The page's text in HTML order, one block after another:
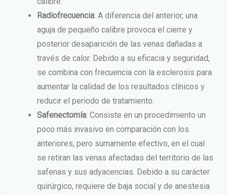
Radiofrecuencia: A diferencia del anterior, una
aguja de pequeño calibre provoca el cierre y
posterior desaparición de las venas dañadas a
través de calor. Debido a su eficacia y seguridad,
se combina con frecuencia con la esclerosis para
aumentar la calidad de los resultados clínicos y
reducir el periodo de tratamiento.
Safenectomía: Consiste en un procedimiento un
poco más invasivo en comparación con los
anteriores, pero sumamente efectivo, en el cual
se retiran las venas afectadas del territorio de las
safenas y sus adyacencias. Debido a su carácter
quirúrgico, requiere de baja social y de anestesia